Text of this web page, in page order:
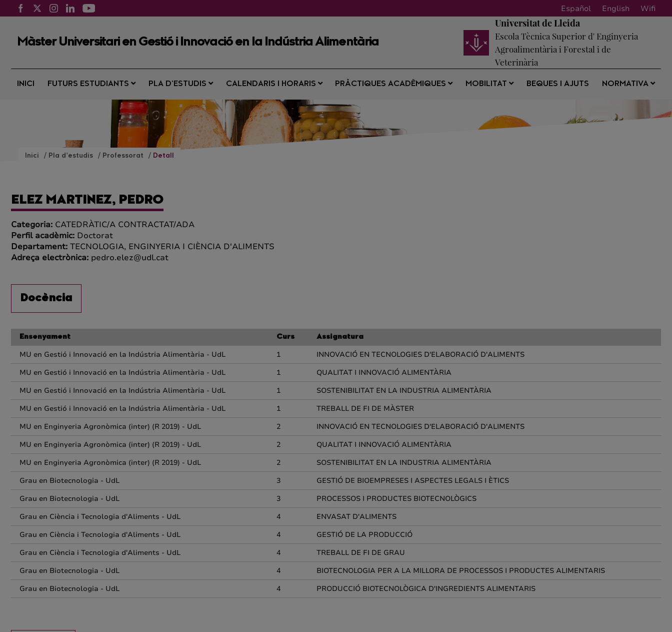
Español English Wifi
Màster Universitari en Gestió i Innovació en la Indústria Alimentària
Universitat de Lleida
Escola Tècnica Superior d' Enginyeria
Agroalimentària i Forestal i de
Veterinària
INICI FUTURS ESTUDIANTS PLA D’ESTUDIS CALENDARIS I HORARIS PRÀCTIQUES ACADÈMIQUES MOBILITAT BEQUES I AJUTS NORMATIVA
Inici Pla d’estudis Professorat Detall
ELEZ MARTINEZ, PEDRO
Categoria: CATEDRÀTIC/A CONTRACTAT/ADA
Perfil acadèmic: Doctorat
Departament: TECNOLOGIA, ENGINYERIA I CIÈNCIA D'ALIMENTS
Adreça electrònica: pedro.elez@udl.cat
Docència
Ensenyament Curs Assignatura
MU en Gestió i Innovació en la Indústria Alimentària - UdL 1
INNOVACIÓ EN TECNOLOGIES D'ELABORACIÓ D'ALIMENTS
MU en Gestió i Innovació en la Indústria Alimentària - UdL
1
QUALITAT I INNOVACIÓ ALIMENTÀRIA
MU en Gestió i Innovació en la Indústria Alimentària - UdL
1
SOSTENIBILITAT EN LA INDUSTRIA ALIMENTÀRIA
MU en Gestió i Innovació en la Indústria Alimentària - UdL
1
TREBALL DE FI DE MÀSTER
MU en Enginyeria Agronòmica (inter) (R 2019) - UdL
2
INNOVACIÓ EN TECNOLOGIES D'ELABORACIÓ D'ALIMENTS
MU en Enginyeria Agronòmica (inter) (R 2019) - UdL
2
QUALITAT I INNOVACIÓ ALIMENTÀRIA
MU en Enginyeria Agronòmica (inter) (R 2019) - UdL
2
SOSTENIBILITAT EN LA INDUSTRIA ALIMENTÀRIA
Grau en Biotecnologia - UdL
3
GESTIÓ DE BIOEMPRESES I ASPECTES LEGALS I ÈTICS
Grau en Biotecnologia - UdL
3
PROCESSOS I PRODUCTES BIOTECNOLÒGICS
Grau en Ciència i Tecnologia d'Aliments - UdL
4
ENVASAT D'ALIMENTS
Grau en Ciència i Tecnologia d'Aliments - UdL
4
GESTIÓ DE LA PRODUCCIÓ
Grau en Ciència i Tecnologia d'Aliments - UdL
4
TREBALL DE FI DE GRAU
Grau en Biotecnologia - UdL
4
BIOTECNOLOGIA PER A LA MILLORA DE PROCESSOS I PRODUCTES ALIMENTARIS
Grau en Biotecnologia - UdL
4 PRODUCCIÓ BIOTECNOLÒGICA D'INGREDIENTS ALIMENTARIS